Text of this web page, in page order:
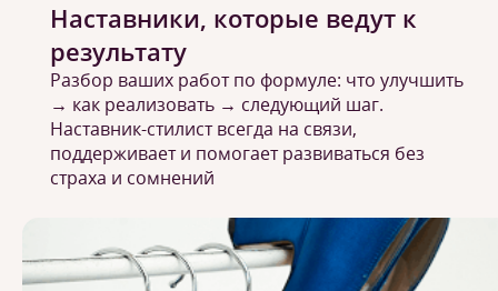
Наставники, которые ведут к
результату
Разбор ваших работ по формуле: что улучшить
→ как реализовать → следующий шаг.
Наставник-стилист всегда на связи,
поддерживает и помогает развиваться без
страха и сомнений